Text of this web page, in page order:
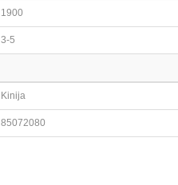
1900
3-5
Kinija
85072080